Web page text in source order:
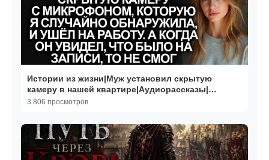
Истории из жизни|Муж установил скрытую
камеру в нашей квартире|Аудиорассказы|
Реальные истории
3 806 просмотров